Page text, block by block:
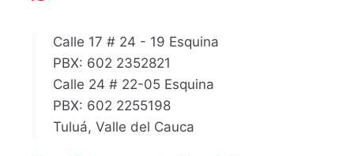
Calle 17 # 24 - 19 Esquina
PBX: 602 2352821
Calle 24 # 22-05 Esquina
PBX: 602 2255198
Tuluá, Valle del Cauca